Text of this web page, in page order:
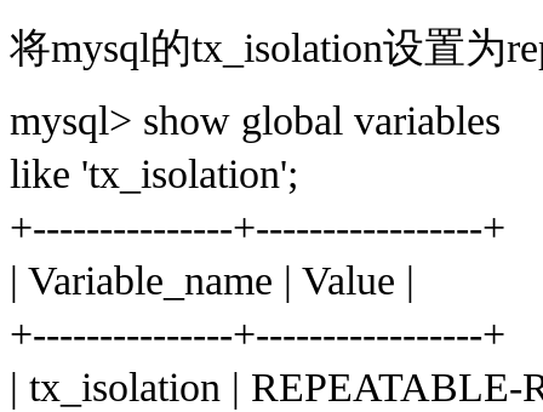
将mysql的tx_isolation设置为
mysql> show global variables
like 'tx_isolation';
+---------------+-----------------+
| Variable_name | Value |
+---------------+-----------------+
| tx_isolation | REPEATABLE-